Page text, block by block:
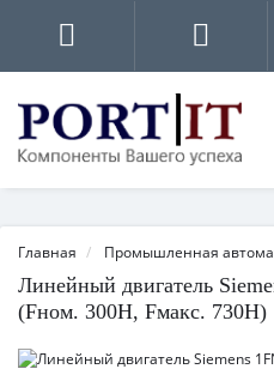
Главная Промышленная
Линейный двигатель
(Fном. 300Н, Fмакс. 730Н)